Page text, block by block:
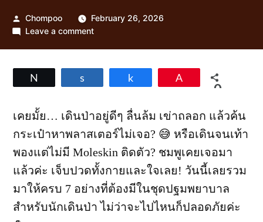
Posted
by
Chompoo
February 26, 2026
Leave a commenton
ที่
ชุด
ปฐมพยาบาล
สำหรับ
นัก
เดิน
ป่า
🩹
0
เคยมั้ย… เดินป่าอยู่ดีๆ ลื่นล้ม เข่าถลอก แล้วค้น
กระเป๋าหาพลาสเตอร์ไม่เจอ? 😅 หรือเดินจนเท้า
พองแต่ไม่มี Moleskin ติดตัว? ชมพูเคยเจอมา
แล้วค่ะ เจ็บปวดทั้งกายและใจเลย! วันนี้เลยรวม
มาให้ครบ 7 อย่างที่ต้องมีในชุดปฐมพยาบาล
สำหรับนักเดินป่า ไม่ว่าจะไปไหนก็ปลอดภัยค่ะ